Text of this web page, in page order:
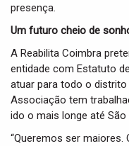
presença.
Um futuro cheio de
A Reabilita Coimbra
entidade com Estatuto
atuar para todo o
Associação tem
ido o mais longe até São
“Queremos ser